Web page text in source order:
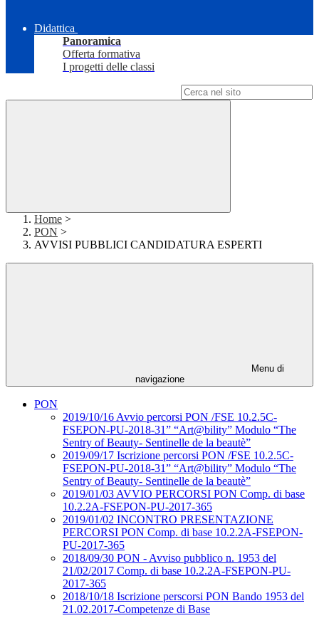
Didattica
Panoramica
Offerta formativa
I progetti delle classi
Home >
PON >
AVVISI PUBBLICI CANDIDATURA ESPERTI
Menu di
navigazione
PON
2019/10/16 Avvio percorsi PON /FSE 10.2.5C-
FSEPON-PU-2018-31” “Art@bility” Modulo “The
Sentry of Beauty- Sentinelle de la beautè”
2019/09/17 Iscrizione percorsi PON /FSE 10.2.5C-
FSEPON-PU-2018-31” “Art@bility” Modulo “The
Sentry of Beauty- Sentinelle de la beautè”
2019/01/03 AVVIO PERCORSI PON Comp. di base
10.2.2A-FSEPON-PU-2017-365
2019/01/02 INCONTRO PRESENTAZIONE
PERCORSI PON Comp. di base 10.2.2A-FSEPON-
PU-2017-365
2018/09/30 PON - Avviso pubblico n. 1953 del
21/02/2017 Comp. di base 10.2.2A-FSEPON-PU-
2017-365
2018/10/18 Iscrizione perscorsi PON Bando 1953 del
21.02.2017-Competenze di Base